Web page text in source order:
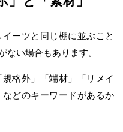
ーツと同じ棚に並ぶこと
ない場合もあります。
格外」「端材」「リメイ
どのキーワードがあるか